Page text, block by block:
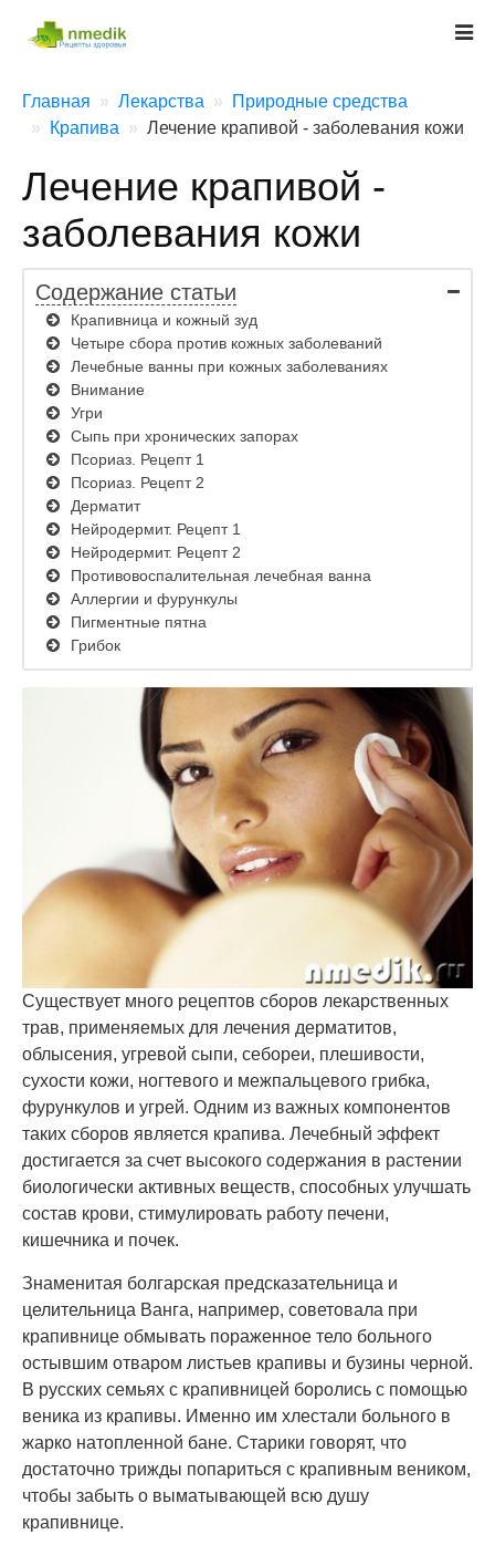
Главная Лекарства
Природные средства
Крапива
Лечение крапивой - заболевания кожи
Лечение крапивой -
заболевания кожи
Содержание статьи
Крапивница и кожный зуд
Четыре сбора против кожных заболеваний
Лечебные ванны при кожных заболеваниях
Внимание
Угри
Сыпь при хронических запорах
Псориаз. Рецепт 1
Псориаз. Рецепт 2
Дерматит
Нейродермит. Рецепт 1
Нейродермит. Рецепт 2
Противовоспалительная лечебная ванна
Аллергии и фурункулы
Пигментные пятна
Грибок
Существует много рецептов сборов лекарственных
трав, применяемых для лечения дерматитов,
облысения, угревой сыпи, себореи, плешивости,
сухости кожи, ногтевого и межпальцевого грибка,
фурункулов и угрей. Одним из важных компонентов
таких сборов является крапива. Лечебный эффект
достигается за счет высокого содержания в растении
биологически активных веществ, способных улучшать
состав крови, стимулировать работу печени,
кишечника и почек.
Знаменитая болгарская предсказательница и
целительница Ванга, например, советовала при
крапивнице обмывать пораженное тело больного
остывшим отваром листьев крапивы и бузины черной.
В русских семьях с крапивницей боролись с помощью
веника из крапивы. Именно им хлестали больного в
жарко натопленной бане. Старики говорят, что
достаточно трижды попариться с крапивным веником,
чтобы забыть о выматывающей всю душу
крапивнице.